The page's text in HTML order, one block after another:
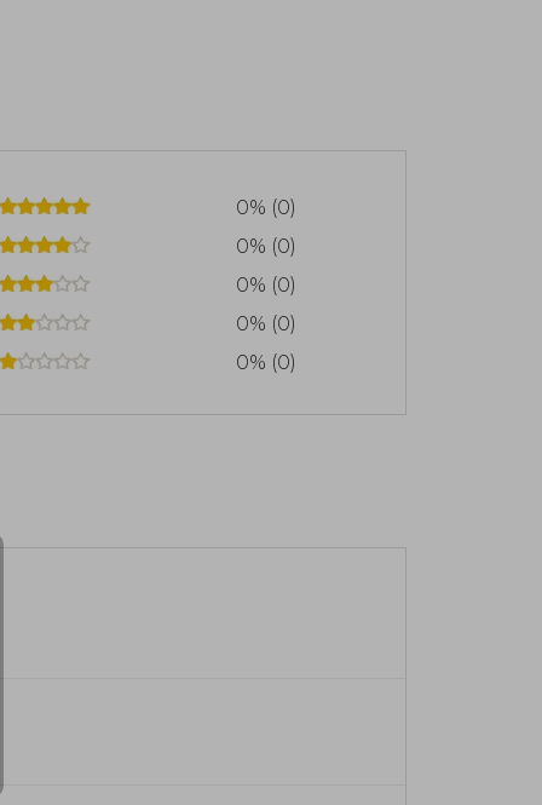
Award al Mejor Audio Drama por
le ha valido un lugar destacado
0% (0)
0% (0)
0% (0)
0% (0)
0% (0)